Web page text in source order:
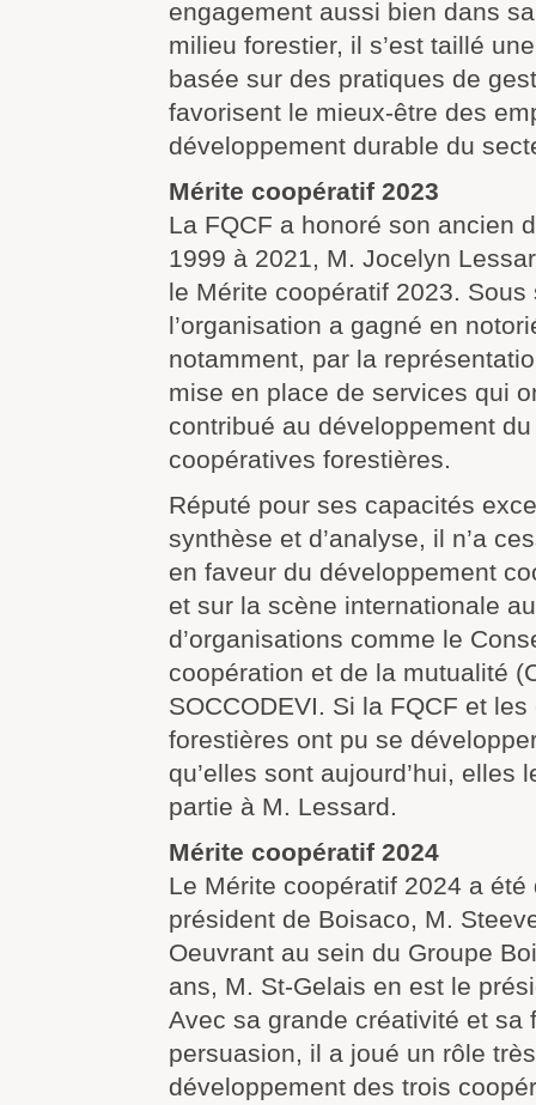
engagement aussi bien dans
milieu forestier, il s’est taillé
basée sur des pratiques de
favorisent le mieux-être des
développement durable du
Mérite coopératif 2023
La FQCF a honoré son ancien
1999 à 2021, M. Jocelyn
le Mérite coopératif 2023.
l’organisation a gagné en
notamment, par la
mise en place de services qui
contribué au développement
coopératives forestières.
Réputé pour ses capacités
synthèse et d’analyse, il n’a
en faveur du développement
et sur la scène internationale
d’organisations comme le
coopération et de la mutualité
SOCCODEVI. Si la FQCF et
forestières ont pu se
qu’elles sont aujourd’hui, elles
partie à M. Lessard.
Mérite coopératif 2024
Le Mérite coopératif 2024 a été
président de Boisaco, M.
Oeuvrant au sein du Groupe
ans, M. St-Gelais en est le
Avec sa grande créativité et sa
persuasion, il a joué un rôle
développement des trois